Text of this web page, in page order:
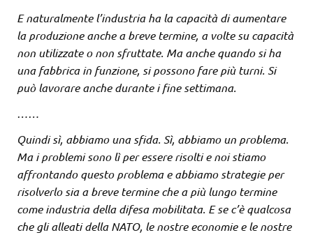
E naturalmente l’industria ha la capacità di aumentare
la produzione anche a breve termine, a volte su capacità
non utilizzate o non sfruttate. Ma anche quando si ha
una fabbrica in funzione, si possono fare più turni. Si
può lavorare anche durante i fine settimana.
……
Quindi sì, abbiamo una sfida. Sì, abbiamo un problema.
Ma i problemi sono lì per essere risolti e noi stiamo
affrontando questo problema e abbiamo strategie per
risolverlo sia a breve termine che a più lungo termine
come industria della difesa mobilitata. E se c’è qualcosa
che gli alleati della NATO, le nostre economie e le nostre